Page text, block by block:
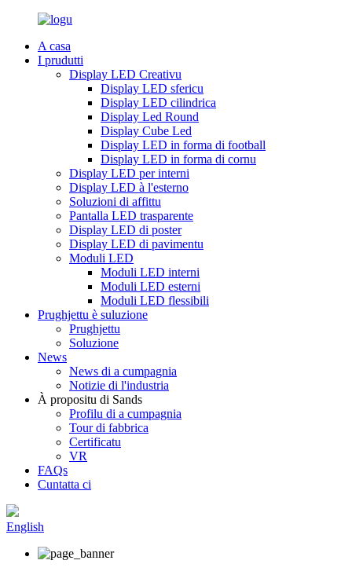
A casa
I prudutti
Display LED Creativu
Display LED sfericu
Display LED cilindrica
Display Led Round
Display Cube Led
Display LED in forma di football
Display LED in forma di cornu
Display LED per interni
Display LED à l'esterno
Soluzioni di affittu
Pantalla LED trasparente
Display LED di poster
Display LED di pavimentu
Moduli LED
Moduli LED interni
Moduli LED esterni
Moduli LED flessibili
Prughjettu è suluzione
Prughjettu
Soluzione
News
News di a cumpagnia
Notizie di l'industria
À propositu di Sands
Profilu di a cumpagnia
Tour di fabbrica
Certificatu
VR
FAQs
Cuntatta ci
English